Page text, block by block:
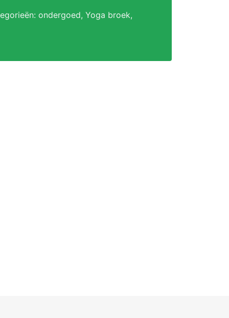
ondergoed, Yoga broek,